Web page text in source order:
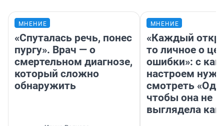
МНЕНИЕ
«Спуталась речь, понес
пургу». Врач — о
смертельном диагнозе,
который сложно
обнаружить
МНЕНИЕ
«Каждый
то личное о
ошибки»: с
настроем
смотреть
чтобы она не
выглядела как